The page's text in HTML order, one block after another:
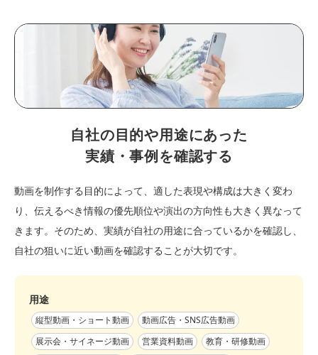
自社の目的や用途にあった
実績・事例を確認する
動画を制作する目的によって、適した表現や構成は大きく変わ
り、伝えるべき情報の優先順位や演出の方向性も大きく異なって
きます。そのため、実績が自社の用途に合っているかを確認し、
自社の狙いに近い動画を確認することが大切です。
用途
縦型動画・ショート動画
動画広告・SNS広告動画
展示会・サイネージ動画
営業資料動画
教育・研修動画